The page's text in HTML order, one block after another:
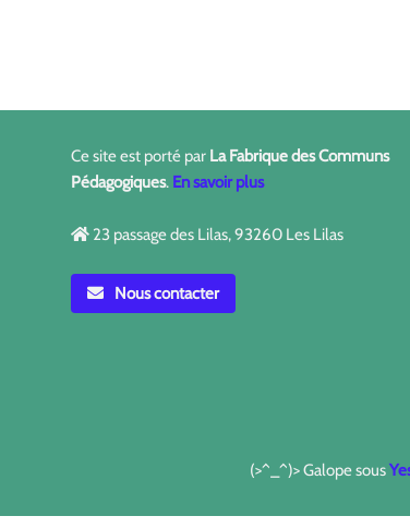
Ce site est porté par La Fabrique des Communs
Pédagogiques. En savoir plus
23 passage des Lilas, 93260 Les Lilas
Nous contacter
(>^_^)> Galope sous